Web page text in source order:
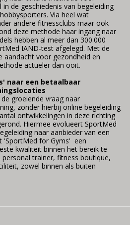
de geschiedenis van begeleiding
Via heel wat
andere fitnessclubs maar ook
deze methode haar ingang naar
hebben al meer dan 300.000
IAND-test afgelegd. Met de
aandacht voor gezondheid en
actueler dan ooit.
naar een betaalbaar
groeiende vraag naar
zonder hierbij online begeleiding
ontwikkelingen in deze richting
Hiermee evolueert SportMed
naar aanbieder van een
'SportMed for Gyms' een
kwaliteit binnen het bereik te
trainer, fitness boutique,
zowel binnen als buiten